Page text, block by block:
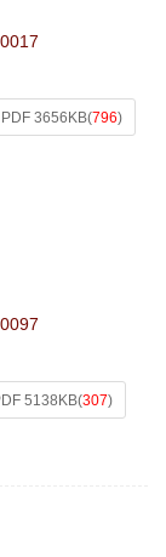
PDF 3656KB(796)
5138KB(307)